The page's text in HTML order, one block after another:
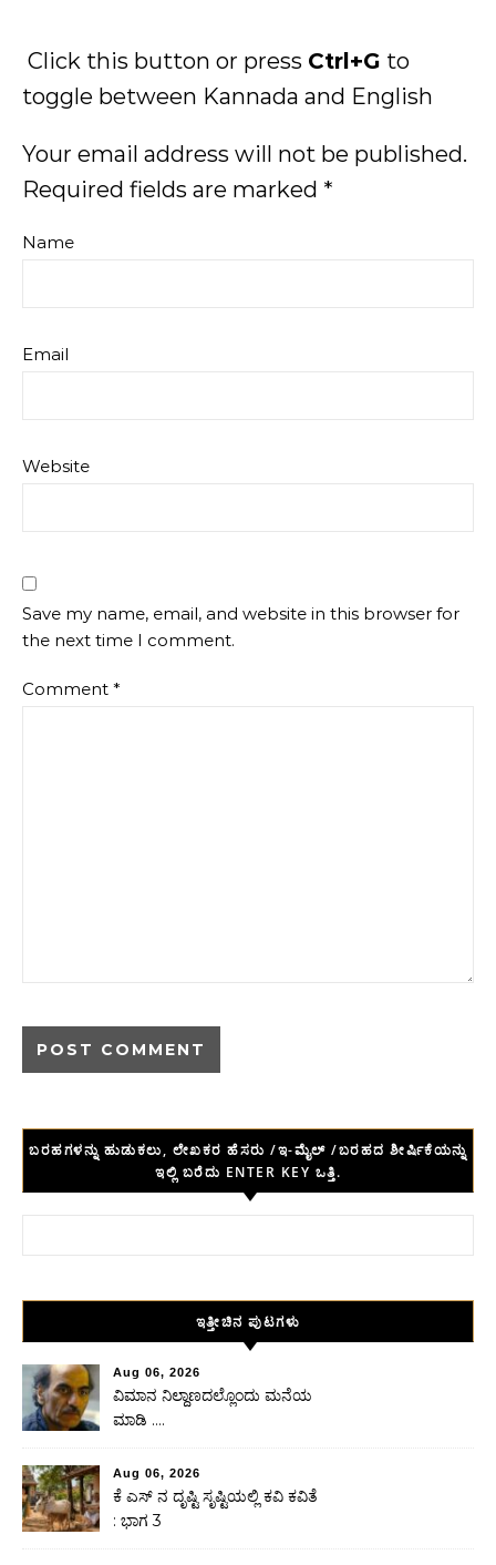
Click this button or press Ctrl+G to
toggle between Kannada and English
Your email address will not be published.
Required fields are marked *
Name
Email
Website
Save my name, email, and website in this browser for
the next time I comment.
Comment *
ಬರಹಗಳನ್ನು ಹುಡುಕಲು, ಲೇಖಕರ ಹೆಸರು /ಇ-ಮೈಲ್ /ಬರಹದ ಶೀರ್ಷಿಕೆಯನ್ನು
ಇಲ್ಲಿ ಬರೆದು ENTER KEY ಒತ್ತಿ.
ಇತ್ತೀಚಿನ ಪುಟಗಳು
Aug 06, 2026
ವಿಮಾನ ನಿಲ್ದಾಣದಲ್ಲೊಂದು ಮನೆಯ
ಮಾಡಿ ….
Aug 06, 2026
ಕೆ ಎಸ್ ನ ದೃಷ್ಟಿ ಸೃಷ್ಟಿಯಲ್ಲಿ ಕವಿ ಕವಿತೆ
: ಭಾಗ 3